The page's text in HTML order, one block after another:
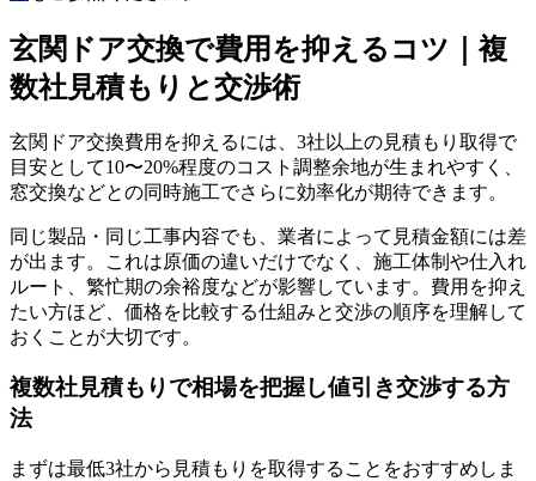
玄関ドア交換で費用を抑えるコツ｜複
数社見積もりと交渉術
玄関ドア交換費用を抑えるには、3社以上の見積もり取得で
目安として10〜20%程度のコスト調整余地が生まれやすく、
窓交換などとの同時施工でさらに効率化が期待できます。
同じ製品・同じ工事内容でも、業者によって見積金額には差
が出ます。これは原価の違いだけでなく、施工体制や仕入れ
ルート、繁忙期の余裕度などが影響しています。費用を抑え
たい方ほど、価格を比較する仕組みと交渉の順序を理解して
おくことが大切です。
複数社見積もりで相場を把握し値引き交渉する方
法
まずは最低3社から見積もりを取得することをおすすめしま